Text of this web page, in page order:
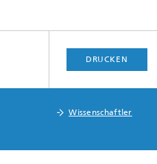
DRUCKEN
Wissenschaftler